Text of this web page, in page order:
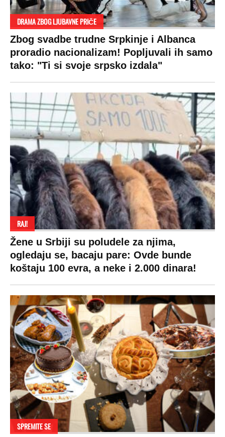
DRAMA ZBOG LJUBAVNE PRIČE
Zbog svadbe trudne Srpkinje i Albanca
proradio nacionalizam! Popljuvali ih samo
tako: "Ti si svoje srpsko izdala"
RAJ!
Žene u Srbiji su poludele za njima,
ogledaju se, bacaju pare: Ovde bunde
koštaju 100 evra, a neke i 2.000 dinara!
SPREMITE SE